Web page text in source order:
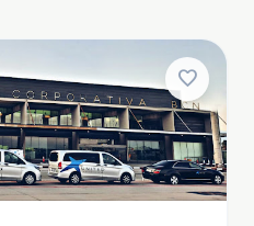
favorite